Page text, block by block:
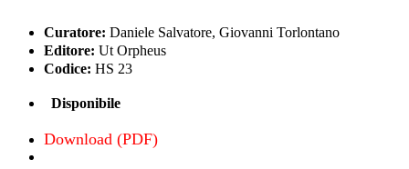
Curatore: Daniele Salvatore, Giovanni Torlontano
Editore: Ut Orpheus
Codice: HS 23
Disponibile
Download (PDF)